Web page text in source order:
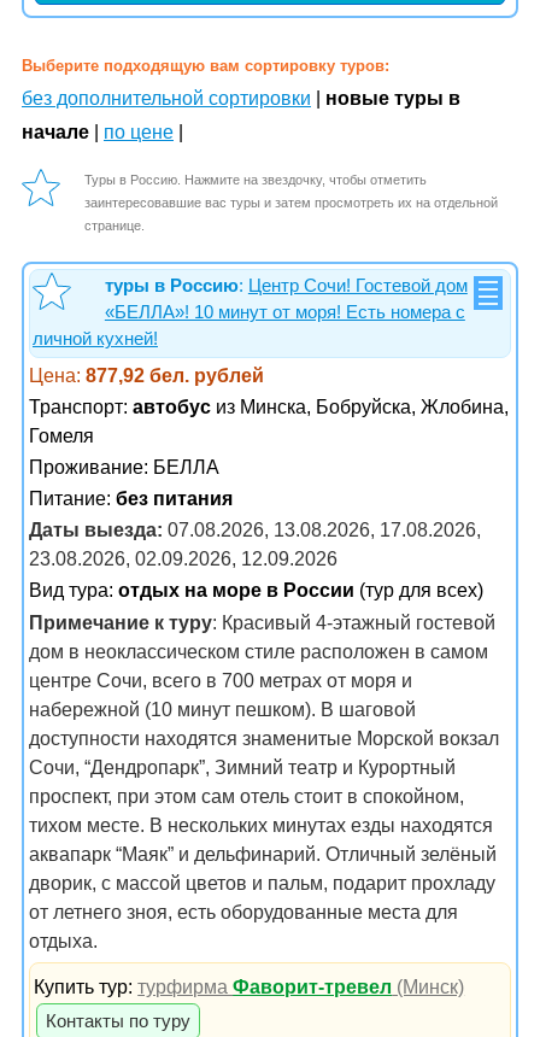
Выберите подходящую вам сортировку туров:
без дополнительной сортировки
новые туры в
начале
по цене
Туры в Россию. Нажмите на звездочку, чтобы отметить
заинтересовавшие вас туры и затем просмотреть их на отдельной
странице.
туры в Россию: Центр Сочи! Гостевой дом
«БЕЛЛА»! 10 минут от моря! Есть номера с
личной кухней!
Цена: 877,92 бел. рублей
Транспорт: автобус из Минска, Бобруйска, Жлобина,
Гомеля
Проживание: БЕЛЛА
Питание: без питания
Даты выезда: 07.08.2026, 13.08.2026, 17.08.2026,
23.08.2026, 02.09.2026, 12.09.2026
Вид тура: отдых на море в России (тур для всех)
Примечание к туру: Красивый 4-этажный гостевой
дом в неоклассическом стиле расположен в самом
центре Сочи, всего в 700 метрах от моря и
набережной (10 минут пешком). В шаговой
доступности находятся знаменитые Морской вокзал
Сочи, “Дендропарк”, Зимний театр и Курортный
проспект, при этом сам отель стоит в спокойном,
тихом месте. В нескольких минутах езды находятся
аквапарк “Маяк” и дельфинарий. Отличный зелёный
дворик, с массой цветов и пальм, подарит прохладу
от летнего зноя, есть оборудованные места для
отдыха.
Купить тур:турфирмаФаворит-тревел (Минск)
Контакты по туру